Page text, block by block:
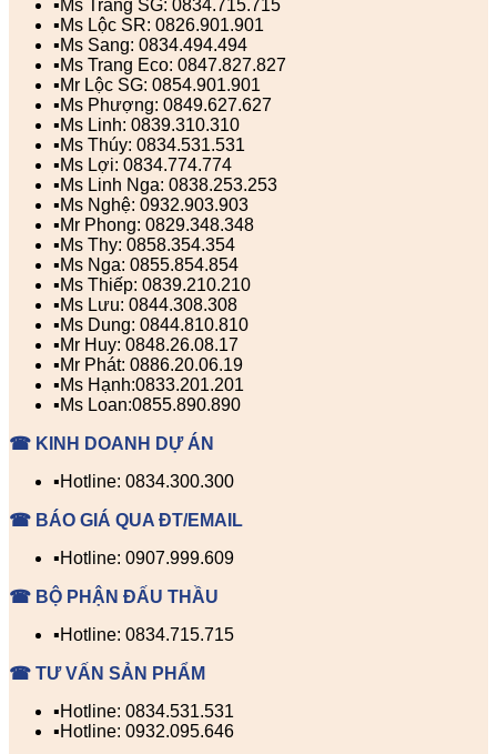
▪️Ms Trang SG: 0834.715.715
▪️Ms Lộc SR: 0826.901.901
▪️Ms Sang: 0834.494.494
▪️Ms Trang Eco: 0847.827.827
▪️Mr Lộc SG: 0854.901.901
▪️Ms Phượng: 0849.627.627
▪️Ms Linh: 0839.310.310
▪️Ms Thúy: 0834.531.531
▪️Ms Lợi: 0834.774.774
▪️Ms Linh Nga: 0838.253.253
▪️Ms Nghệ: 0932.903.903
▪️Mr Phong: 0829.348.348
▪️Ms Thy: 0858.354.354
▪️Ms Nga: 0855.854.854
▪️Ms Thiếp: 0839.210.210
▪️Ms Lưu: 0844.308.308
▪️Ms Dung: 0844.810.810
▪️Mr Huy: 0848.26.08.17
▪️Mr Phát: 0886.20.06.19
▪️Ms Hạnh:0833.201.201
▪️Ms Loan:0855.890.890
☎ KINH DOANH DỰ ÁN
▪️Hotline: 0834.300.300
☎ BÁO GIÁ QUA ĐT/EMAIL
▪️Hotline: 0907.999.609
☎ BỘ PHẬN ĐẤU THẦU
▪️Hotline: 0834.715.715
☎ TƯ VẤN SẢN PHẨM
▪️Hotline: 0834.531.531
▪️Hotline: 0932.095.646